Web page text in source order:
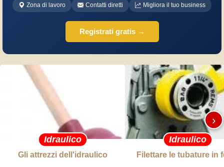
Zona di lavoro Contatti diretti Migliora il tuo business
Registrati gratis →
Idraulico
Gli attrezzi dell'idraulico
Idraulico
Filettare le tubature in
›